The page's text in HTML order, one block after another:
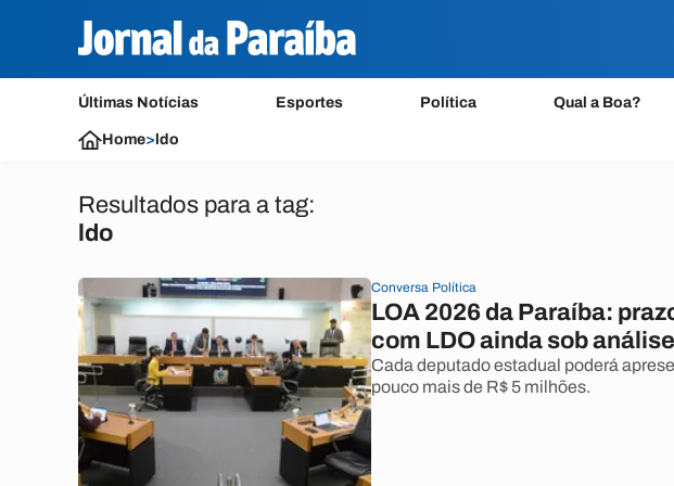
Últimas Notícias Esportes Política Qual a Boa?
Home> ldo
Resultados para a tag:
ldo
Conversa Política
LOA 2026 da Paraíba:
com LDO ainda sob
Cada deputado estadual poderá
pouco mais de R$ 5 milhões.